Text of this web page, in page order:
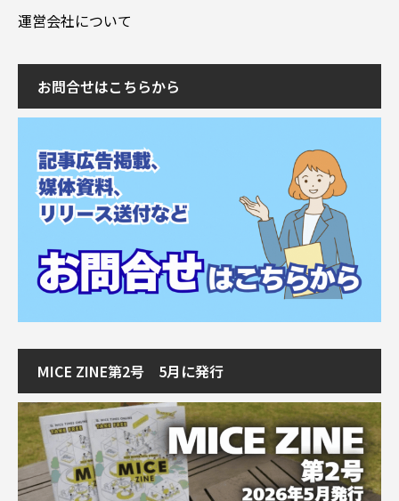
運営会社について
お問合せはこちらから
MICE ZINE第2号 5月に発行